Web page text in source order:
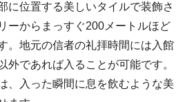
に位置する美しいタイルで装飾さ
ーからまっすぐ200メートルほど
。地元の信者の礼拝時間には入館
外であれば入ることが可能です。
、入った瞬間に息を飲むような美